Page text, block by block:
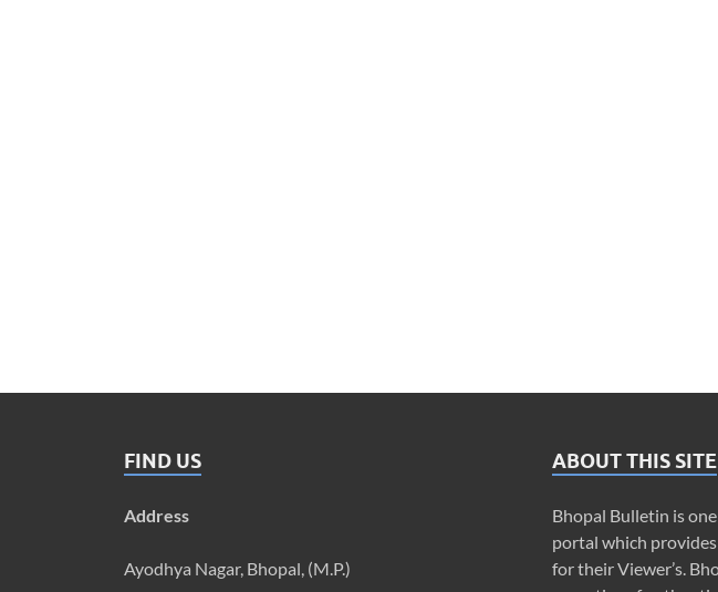
FIND US
Address
Ayodhya Nagar, Bhopal, (M.P.)
ABOUT THIS SITE
Bhopal Bulletin is
portal which
for their Viewer’s.